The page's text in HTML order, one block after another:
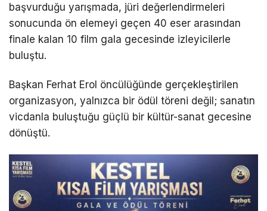
başvurduğu yarışmada, jüri değerlendirmeleri
sonucunda ön elemeyi geçen 40 eser arasından
finale kalan 10 film gala gecesinde izleyicilerle
buluştu.
Başkan Ferhat Erol öncülüğünde gerçekleştirilen
organizasyon, yalnızca bir ödül töreni değil; sanatın
vicdanla buluştuğu güçlü bir kültür-sanat gecesine
dönüştü.